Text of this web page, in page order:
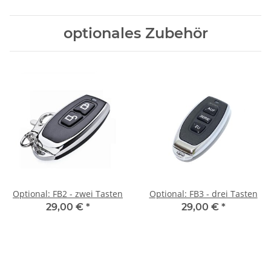
optionales Zubehör
Optional: FB2 - zwei Tasten
29,00 € *
Optional: FB3 - drei Tasten
29,00 € *